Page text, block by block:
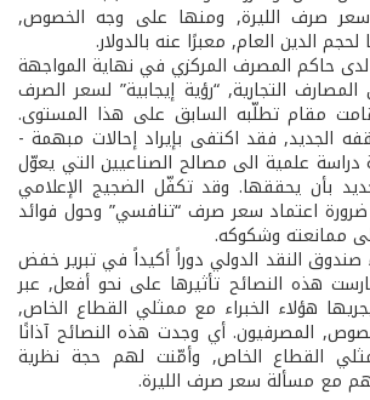
سعر صرف الليرة, ومنها على وجه الخصوص,
الدين العام, معبرًا عنه بالدولار.
حاكم المصرف المركزي في نهاية المواجهة
التجارية, “رؤية إيجابية” لسعر الصرف
مقام تطلّبه السابق على هذا المستوى.
الجديد, فقد اكتفى بإيراد إحالات مبهمة
دراسة علمية­ الى مصالح الصناعيين التي يعوّل
بأن يحققها. وقد تكفّل الضجيج الإعلامي
ضرورة اعتماد سعر صرف “تنافسي” وحول فوائد
ممانعته وشكوكه.
صندوق النقد الدولي دوراً أكيداً في تبرير خفض
هذه النصائح تأثيرها على نحو أفعل, عبر
هؤلاء الخبراء مع ممثلي القطاع الخاص,
المصرفيون. أي وجدت هذه النصائح آذانًا
القطاع الخاص, وأمّنت لهم حجة نظرية
مع مسألة سعر صرف الليرة.